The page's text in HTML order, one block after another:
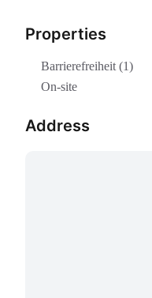
Properties
Barrierefreiheit (1)
On-site
Address